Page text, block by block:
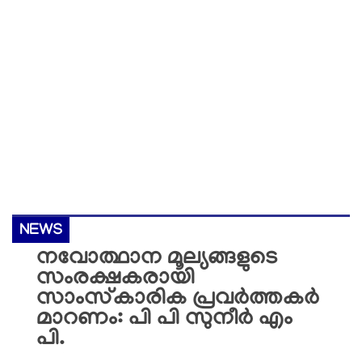
NEWS
നവോത്ഥാന മൂല്യങ്ങളുടെ
സംരക്ഷകരായി
സാംസ്‌കാരിക പ്രവർത്തകർ
മാറണം: പി പി സുനീർ എം
പി.